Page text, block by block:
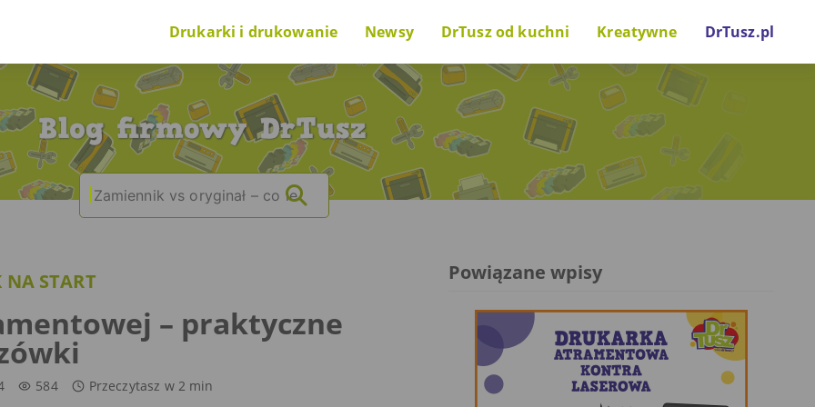
Drukarki i drukowanie
Poradnik na start
O drukarkach i drukowaniu
O tuszach i tonerach
Newsy
Nowinki drukarkowe
Ciekawostki technologiczne
DrTusz od kuchni
Za kulisami
Projekty i inicjatywy
Głos naszych gości
Kreatywne
Zrób to sam
Gry i zabawy
DrTusz.pl
Search
for:
|
START
– praktyczne
584 Przeczytasz w2 min
Powiązane wpisy